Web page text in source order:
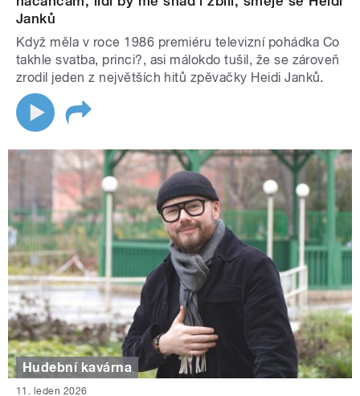
Janků
Když měla v roce 1986 premiéru televizní pohádka Co
takhle svatba, princi?, asi málokdo tušil, že se zároveň
zrodil jeden z největších hitů zpěvačky Heidi Janků.
Hudební kavárna
11. leden 2026